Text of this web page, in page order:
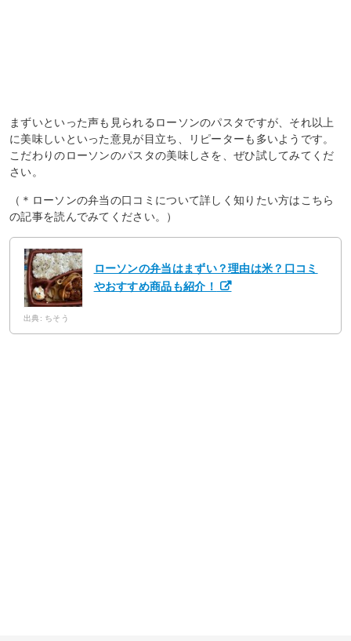
まずいといった声も見られるローソンのパスタですが、それ以上
に美味しいといった意見が目立ち、リピーターも多いようです。
こだわりのローソンのパスタの美味しさを、ぜひ試してみてくだ
さい。
（＊ローソンの弁当の口コミについて詳しく知りたい方はこちら
の記事を読んでみてください。）
ローソンの弁当はまずい？理由は米？口コミ
やおすすめ商品も紹介！
出典: ちそう